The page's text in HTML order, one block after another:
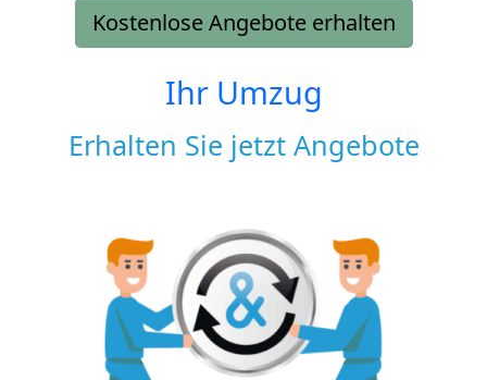
Kostenlose Angebote erhalten
Ihr Umzug
Erhalten Sie jetzt Angebote